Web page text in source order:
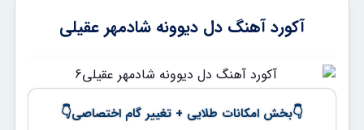
آکورد آهنگ دل دیوونه شادمهر عقیلی
👇بخش امکانات طلایی + تغییر گام اختصاصی👇